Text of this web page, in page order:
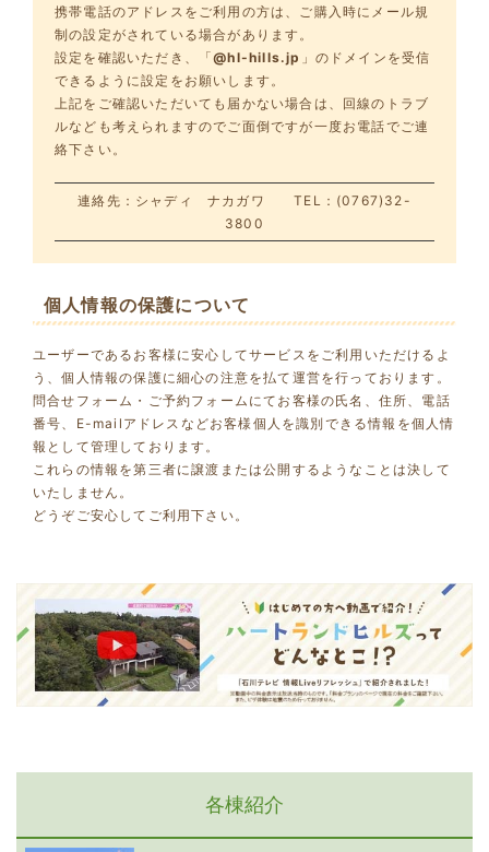
携帯電話のアドレスをご利用の方は、ご購入時にメール規
制の設定がされている場合があります。
設定を確認いただき、「@hl-hills.jp 」のドメインを受信
できるように設定をお願いします。
上記をご確認いただいても届かない場合は、回線のトラブ
ルなども考えられますのでご面倒ですが一度お電話でご連
絡下さい。
連絡先：シャディ ナカガワ TEL：(0767)32-
3800
個人情報の保護について
ユーザーであるお客様に安心してサービスをご利用いただけるよ
う、個人情報の保護に細心の注意を払て運営を行っております。
問合せフォーム・ご予約フォームにてお客様の氏名、住所、電話
番号、E-mailアドレスなどお客様個人を識別できる情報を個人情
報として管理しております。
これらの情報を第三者に譲渡または公開するようなことは決して
いたしません。
どうぞご安心してご利用下さい。
各棟紹介